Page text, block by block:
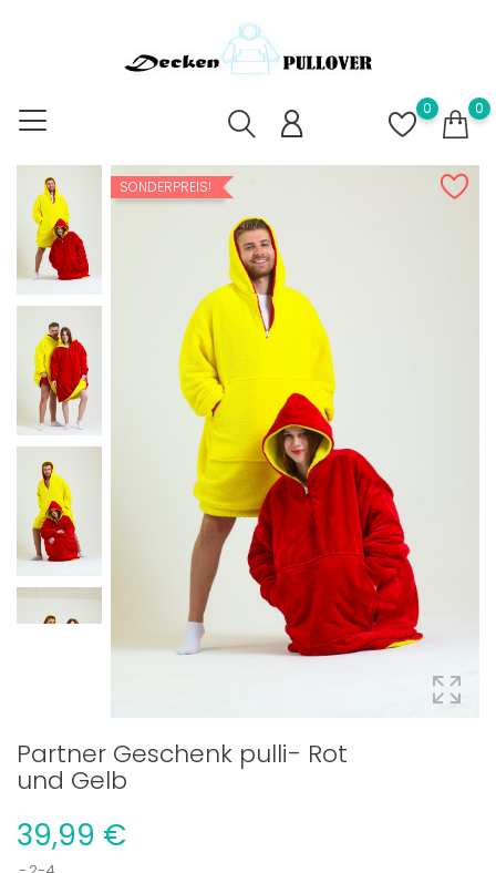
0
0
SONDERPREIS!
Partner Geschenk pulli- Rot
und Gelb
39,99 €